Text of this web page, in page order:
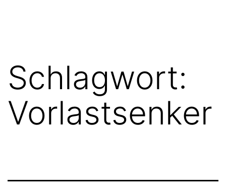
Schlagwort:
Vorlastsenker